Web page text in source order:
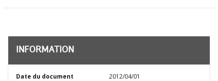
INFORMATION
Date du document 2012/04/01